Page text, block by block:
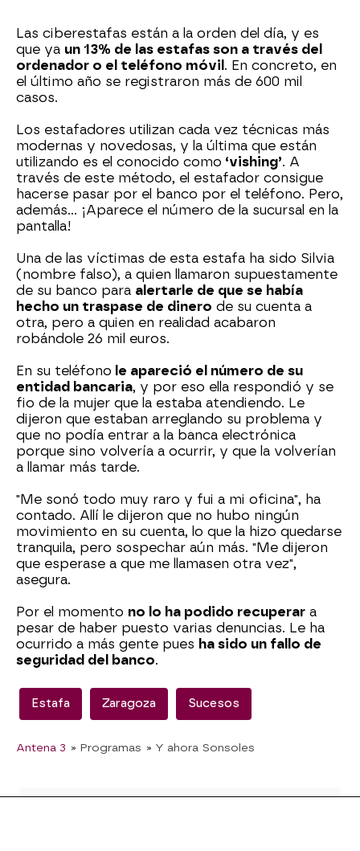
Las ciberestafas están a la orden del día, y es
que ya un 13% de las estafas son a través del
ordenador o el teléfono móvil . En concreto, en
el último año se registraron más de 600 mil
casos.
Los estafadores utilizan cada vez técnicas más
modernas y novedosas, y la última que están
utilizando es el conocido como ‘vishing’. A
través de este método, el estafador consigue
hacerse pasar por el banco por el teléfono. Pero,
además… ¡Aparece el número de la sucursal en la
pantalla!
Una de las víctimas de esta estafa ha sido Silvia
(nombre falso), a quien llamaron supuestamente
de su banco para alertarle de que se había
hecho un traspase de dinero de su cuenta a
otra, pero a quien en realidad acabaron
robándole 26 mil euros.
En su teléfono le apareció el número de su
entidad bancaria, y por eso ella respondió y se
fio de la mujer que la estaba atendiendo. Le
dijeron que estaban arreglando su problema y
que no podía entrar a la banca electrónica
porque sino volvería a ocurrir, y que la volverían
a llamar más tarde.
"Me sonó todo muy raro y fui a mi oficina", ha
contado. Allí le dijeron que no hubo ningún
movimiento en su cuenta, lo que la hizo quedarse
tranquila, pero sospechar aún más. "Me dijeron
que esperase a que me llamasen otra vez",
asegura.
Por el momento no lo ha podido recuperar a
pesar de haber puesto varias denuncias. Le ha
ocurrido a más gente pues ha sido un fallo de
seguridad del banco.
Estafa Zaragoza Sucesos
Antena 3 » Programas » Y ahora Sonsoles